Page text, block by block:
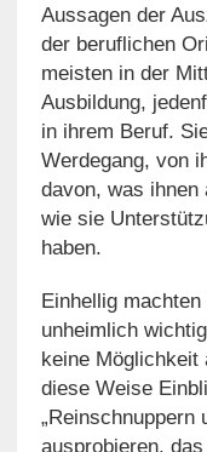
Aussagen der
der beruflichen
meisten in der
Ausbildung,
in ihrem Beruf.
Werdegang, von
davon, was ihnen
wie sie
haben.
Einhellig
unheimlich
keine Möglichkeit
diese Weise
„Reinschnuppern
ausprobieren,